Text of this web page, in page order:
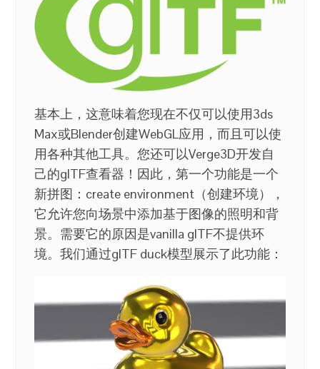
基本上，这意味着您现在不仅可以使用3ds
Max或Blender创建WebGL应用，而且可以使
用各种其他工具。您还可以Verge3D开发自
己的glTF查看器！因此，第一个功能是一个
新拼图：create environment（创建环境），
它允许您向场景中添加基于图像的照明和背
景。需要它的原因是vanilla glTF不提供环
境。我们通过glTF duck模型展示了此功能：